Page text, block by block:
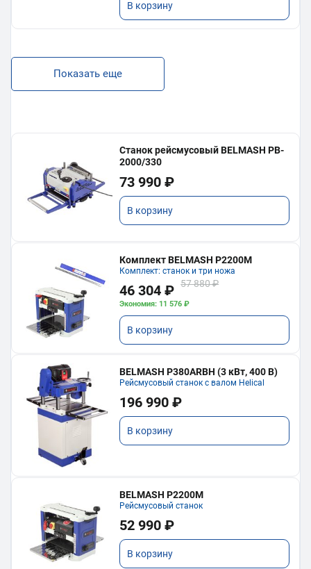
В корзину
Показать еще
Станок рейсмусовый BELMASH PB-
2000/330
73 990 ₽
В корзину
Комплект BELMASH P2200M
Комплект: станок и три ножа
46 304 ₽ 57 880 ₽
Экономия: 11 576 ₽
В корзину
BELMASH P380ARBH (3 кВт, 400 В)
Рейсмусовый станок с валом Helical
196 990 ₽
В корзину
BELMASH P2200M
Рейсмусовый станок
52 990 ₽
В корзину